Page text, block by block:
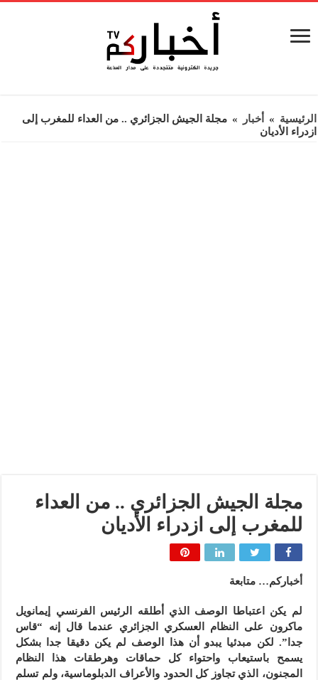
الرئيسية » أخبار » مجلة الجيش الجزائري .. من العداء للمغرب إلى
ازدراء الأديان
مجلة الجيش الجزائري .. من العداء
للمغرب إلى ازدراء الأديان
أخباركم… متابعة
لم يكن اعتباطا الوصف الذي أطلقه الرئيس الفرنسي إيمانويل
ماكرون على النظام العسكري الجزائري عندما قال إنه “قاس
جدا”. لكن مبدئيا يبدو أن هذا الوصف لم يكن دقيقا جدا بشكل
يسمح باستيعاب واحتواء كل حماقات وهرطقات هذا النظام
المجنون، الذي تجاوز كل الحدود والأعراف الدبلوماسية، ولم تسلم